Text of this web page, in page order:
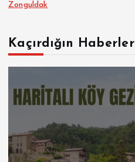
Zonguldak
Kaçırdığın Haberler